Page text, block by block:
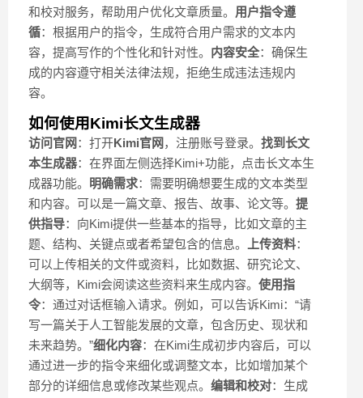
和校对服务，帮助用户优化文章质量。 用户指令遵
循：根据用户的指令，生成符合用户需求的文本内
容，提高写作的个性化和针对性。 内容安全：确保生
成的内容遵守相关法律法规，拒绝生成违法违规内
容。
如何使用Kimi长文生成器
访问官网 ：打开Kimi官网 ，注册账号登录。 找到长文
本生成器：在界面左侧选择Kimi+功能，点击长文本生
成器功能。
明确需求：需要明确想要生成的文本类型
和内容。可以是一篇文章、报告、故事、论文等。 提
供指导：向Kimi提供一些基本的指导，比如文章的主
题、结构、关键点或者希望包含的信息。
上传资料：
可以上传相关的文件或资料，比如数据、研究论文、
大纲等，Kimi会阅读这些资料来生成内容。 使用指
令：通过对话框输入请求。例如，可以告诉Kimi：“请
写一篇关于人工智能发展的文章，包含历史、现状和
未来趋势。”细化内容：在Kimi生成初步内容后，可以
通过进一步的指令来细化或调整文本，比如增加某个
部分的详细信息或修改某些观点。 编辑和校对：生成